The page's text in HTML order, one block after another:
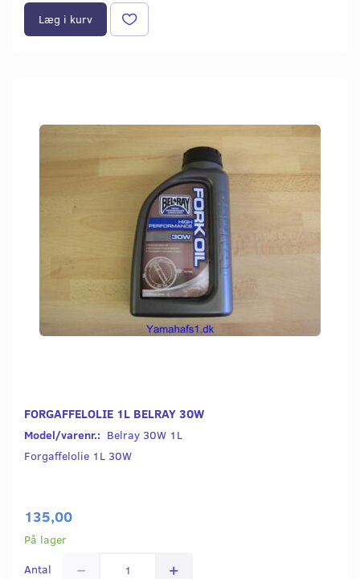
Læg i kurv
FORGAFFELOLIE 1L BELRAY 30W
Model/varenr.: Belray 30W 1L
Forgaffelolie 1L 30W
135,00
På lager
Antal